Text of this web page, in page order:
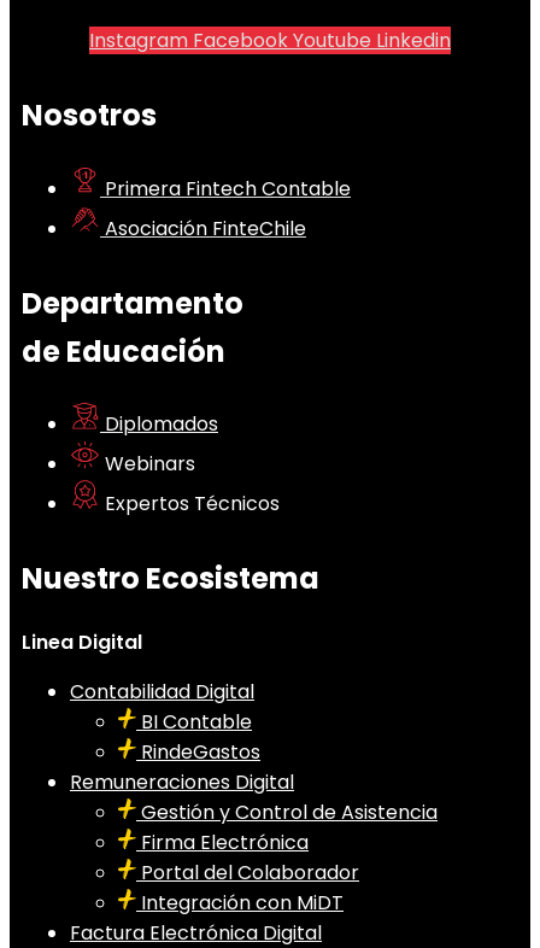
Instagram FacebookYoutube Linkedin
Nosotros
Primera Fintech Contable
Asociación FinteChile
Departamento
de Educación
Diplomados
Webinars
Expertos Técnicos
Nuestro Ecosistema
Linea Digital
Contabilidad Digital
BI Contable
RindeGastos
Remuneraciones Digital
Gestión y Control de Asistencia
Firma Electrónica
Portal del Colaborador
Integración con MiDT
Factura Electrónica Digital